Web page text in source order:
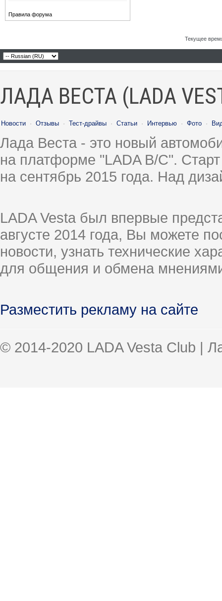
Правила форума
Текущее
ЛАДА ВЕСТА (LADA
Новости · Отзывы · Тест-драйвы · Статьи · Интервью · Фото ·
Лада Веста - это новый
на платформе "LADA B/C".
на сентябрь 2015 года. Над
LADA Vesta был впервые
августе 2014 года, Вы можете
новости, узнать технические
для общения и обмена
Разместить рекламу на сайте
© 2014-2020 LADA Vesta Club |